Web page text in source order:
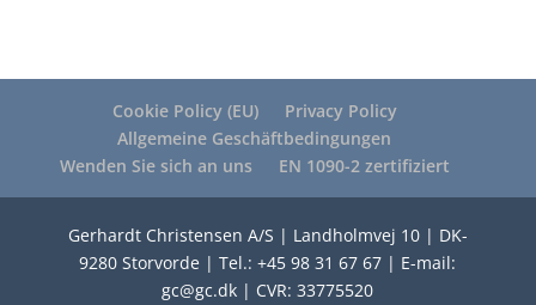
Cookie Policy (EU)
Privacy Policy
Allgemeine Geschäftbedingungen
Wenden Sie sich an uns
EN 1090-2 zertifiziert
Gerhardt Christensen A/S | Landholmvej 10 | DK-
9280 Storvorde | Tel.: +45 98 31 67 67 | E-mail:
gc@gc.dk | CVR: 33775520